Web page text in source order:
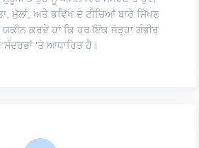
ਮੁੱਲਾਂ, ਅਤੇ ਭਵਿੱਖ ਦੇ ਟੀਚਿਆਂ ਬਾਰੇ ਸਿੱਖਣ
ਯਕੀਨ ਕਰਦੇ ਹਾਂ ਕਿ ਹਰ ਇੱਕ ਜੋੜ੍ਹਾ ਗੰਭੀਰ
ਸੰਦਰਭਾਂ 'ਤੇ ਆਧਾਰਿਤ ਹੈ।